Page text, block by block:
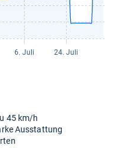
45 km/h
Aus­stat­tung